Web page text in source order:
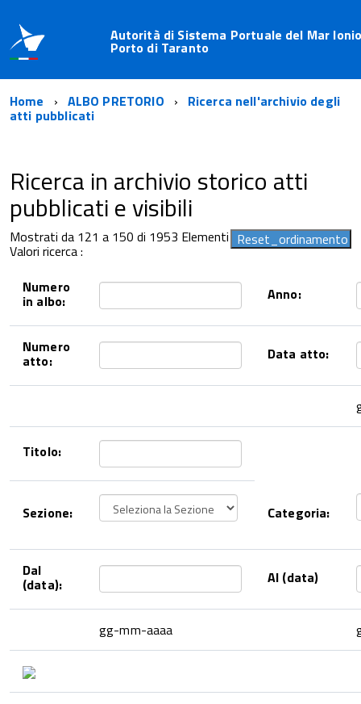
Autorità di Sistema Portuale del Mar
Porto di Taranto
Home ALBO PRETORIO Ricerca nell'archivio degli
atti pubblicati
Ricerca in archivio storico atti
pubblicati e visibili
Mostrati da 121 a 150 di 1953 Elementi
Valori ricerca :
Numero
in albo: Anno:
Numero
atto: Data atto:
Titolo:
Sezione: Categoria:
Dal
(data): Al (data)
gg-mm-aaaa